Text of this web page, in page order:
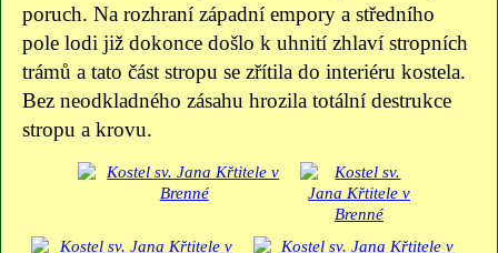
poruch. Na rozhraní západní empory a středního
pole lodi již dokonce došlo k uhnití zhlaví stropních
trámů a tato část stropu se zřítila do interiéru kostela.
Bez neodkladného zásahu hrozila totální destrukce
stropu a krovu.